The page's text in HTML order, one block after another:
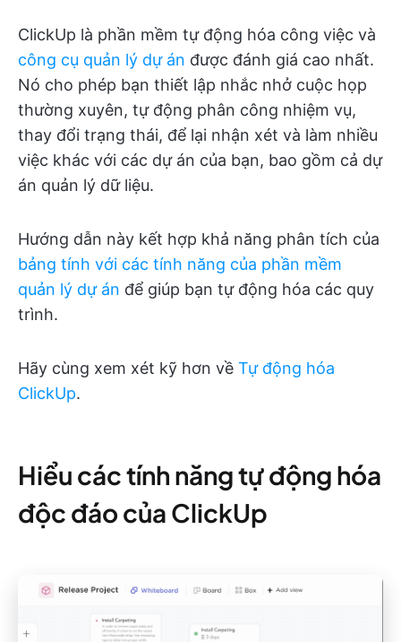
ClickUp là phần mềm tự động hóa công việc và
công cụ quản lý dự án được đánh giá cao nhất.
Nó cho phép bạn thiết lập nhắc nhở cuộc họp
thường xuyên, tự động phân công nhiệm vụ,
thay đổi trạng thái, để lại nhận xét và làm nhiều
việc khác với các dự án của bạn, bao gồm cả dự
án quản lý dữ liệu.
Hướng dẫn này kết hợp khả năng phân tích của
bảng tính với các tính năng của phần mềm
quản lý dự án để giúp bạn tự động hóa các quy
trình.
Hãy cùng xem xét kỹ hơn về Tự động hóa
ClickUp.
Hiểu các tính năng tự động hóa
độc đáo của ClickUp